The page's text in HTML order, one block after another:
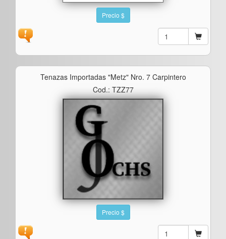
Precio $
Tenazas Importadas "metz" Nro. 7 Carpintero
Cod.: TZZ77
Precio $